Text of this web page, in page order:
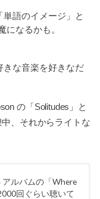
語のイメージ」と
なるかも。
きな音楽を好きなだ
の「Solitudes」と
、それからライトな
アルバムの「Where
回ぐらい聴いて